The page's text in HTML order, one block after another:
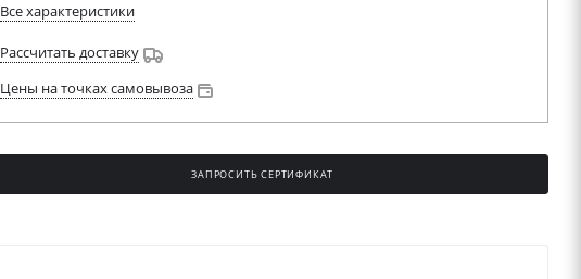
Все характеристики
Рассчитать доставку
Цены на точках самовывоза
ЗАПРОСИТЬ СЕРТИФИКАТ